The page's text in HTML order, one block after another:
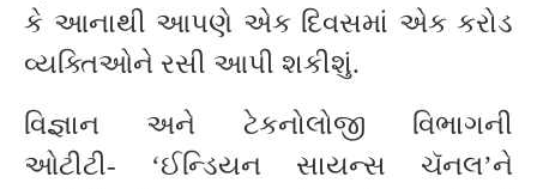
કે આનાથી આપણે એક દિવસમાં એક કરોડ
વ્યક્તિઓને રસી આપી શકીશું.
વિજ્ઞાન અને ટેકનોલોજી વિભાગની
ઓટીટી- ‘ઈન્ડિયન સાયન્સ ચૅનલ’ને